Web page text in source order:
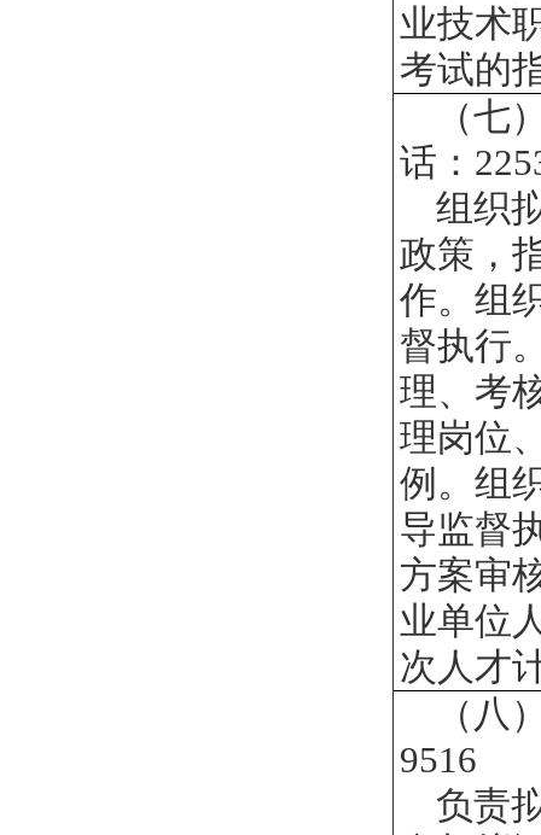
业技术
考试的
（
话：
组织
政策，
作。组
督执行
理、考
理岗位
例。组
导监督
方案审
业单位
次人才
（
9516
负责